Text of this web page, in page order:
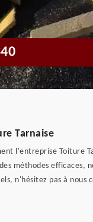
Tarnaise
l'entreprise Toiture
méthodes
n'hésitez pas à